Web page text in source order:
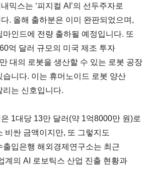
믹스는 ‘피지컬 AI’의 선두주자로
. 올해 출하분은 이미 완판되었으며,
마인드에 전량 출하될 예정입니다. 또
억 달러 규모의 미국 제조 투자
대의 로봇을 생산할 수 있는 로봇 공장
습니다. 이는 휴머노이드 로봇 양산
리는 신호입니다.
1대당 13만 달러(약 1억8000만 원)로
비싼 금액이지만, 또 그렇지도
출입은행 해외경제연구소는 최근
계의 AI 로보틱스 산업 진출 현황과